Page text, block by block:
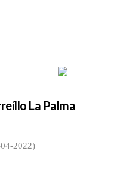
La Palma
2022)